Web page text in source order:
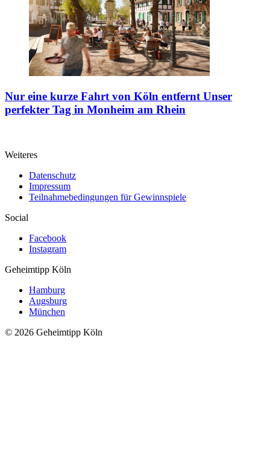
Nur eine kurze Fahrt von Köln entfernt Unser
perfekter Tag in Monheim am Rhein
Weiteres
Datenschutz
Impressum
Teilnahmebedingungen für Gewinnspiele
Social
Facebook
Instagram
Geheimtipp Köln
Hamburg
Augsburg
München
© 2026 Geheimtipp Köln